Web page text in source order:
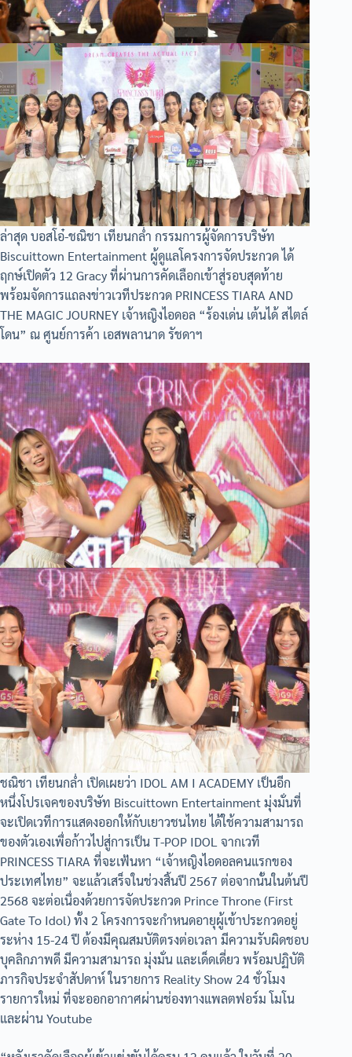
ล่าสุด บอสโอ๋-ชณิชา เทียนกล่ำ กรรมการผู้จัดการบริษัท
Biscuittown Entertainment ผู้ดูแลโครงการจัดประกวด ได้
ฤกษ์เปิดตัว 12 Gracy ที่ผ่านการคัดเลือกเข้าสู่รอบสุดท้าย
พร้อมจัดการแถลงข่าวเวทีประกวด PRINCESS TIARA AND
THE MAGIC JOURNEY เจ้าหญิงไอดอล “ร้องเด่น เต้นได้ สไตล์
โดน” ณ ศูนย์การค้า เอสพลานาด รัชดาฯ
ชณิชา เทียนกล่ำ เปิดเผยว่า IDOL AM I ACADEMY เป็นอีก
หนึ่งโปรเจคของบริษัท Biscuittown Entertainment มุ่งมั่นที่
จะเปิดเวทีการแสดงออกให้กับเยาวชนไทย ได้ใช้ความสามารถ
ของตัวเองเพื่อก้าวไปสู่การเป็น T-POP IDOL จากเวที
PRINCESS TIARA ที่จะเฟ้นหา “เจ้าหญิงไอดอลคนแรกของ
ประเทศไทย” จะแล้วเสร็จในช่วงสิ้นปี 2567 ต่อจากนั้นในต้นปี
2568 จะต่อเนื่องด้วยการจัดประกวด Prince Throne (First
Gate To Idol) ทั้ง 2 โครงการจะกำหนดอายุผู้เข้าประกวดอยู่
ระห่าง 15-24 ปี ต้องมีคุณสมบัติตรงต่อเวลา มีความรับผิดชอบ
บุคลิกภาพดี มีความสามารถ มุ่งมั่น และเด็ดเดี่ยว พร้อมปฏิบัติ
ภารกิจประจำสัปดาห์ ในรายการ Reality Show 24 ชั่วโมง
รายการใหม่ ที่จะออกอากาศผ่านช่องทางแพลตฟอร์ม โมโน
และผ่าน Youtube